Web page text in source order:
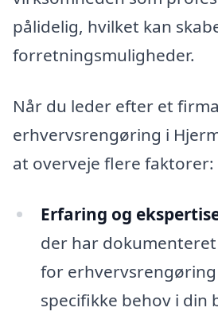
pålidelig, hvilket kan
forretningsmuligheder.
Når du leder efter et
erhvervsrengøring i
at overveje flere faktorer:
Erfaring og
der har
for
specifikke behov i din